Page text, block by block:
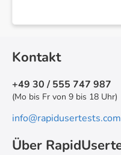
Kontakt
+49 30 / 555 747 987
(Mo bis Fr von 9 bis 18 Uhr)
info@rapidusertests.com
Über